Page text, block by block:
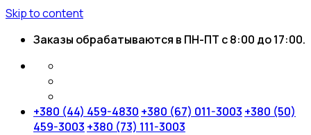
Skip to content
Заказы обрабатываются в ПН-ПТ с 8:00 до 17:00.
+380 (44) 459-4830 +380 (67) 011-3003 +380 (50)
459-3003 +380 (73) 111-3003